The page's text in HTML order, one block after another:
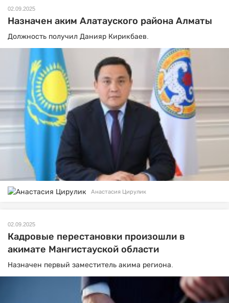
02.09.2025
Назначен аким Алатауского района Алматы
Должность получил Данияр Кирикбаев.
Анастасия Цирулик
02.09.2025
Кадровые перестановки произошли в
акимате Мангистауской области
Назначен первый заместитель акима региона.